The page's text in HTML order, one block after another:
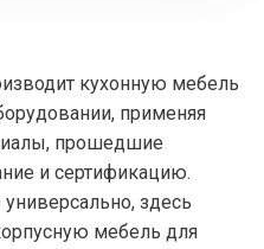
кухонную мебель
применяя
прошедшие
и сертификацию.
здесь
мебель для